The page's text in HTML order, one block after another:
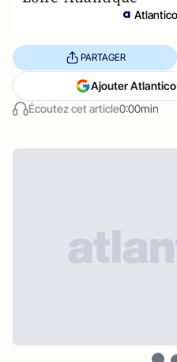
Écoutez cet article0:00min
PARTAGER
Ajouter